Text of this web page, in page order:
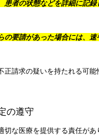
患者の状態などを詳細に記
の要請があった場合には、
正請求の疑いを持たれる可
の遵守
切な医療を提供する責任があ